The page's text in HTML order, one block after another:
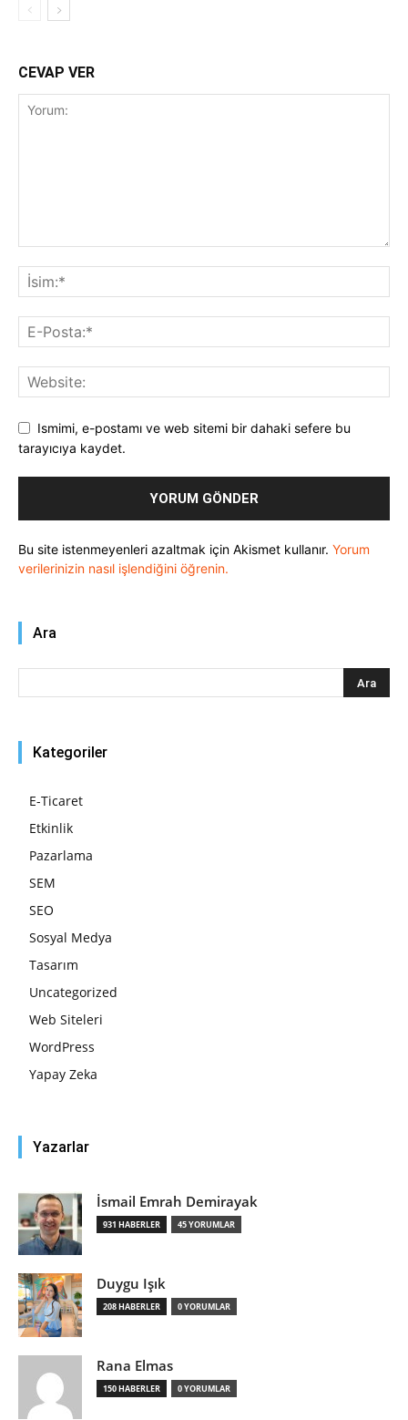
CEVAP VER
Ismimi, e-postamı ve web sitemi bir dahaki sefere bu
tarayıcıya kaydet.
Bu site istenmeyenleri azaltmak için Akismet kullanır. Yorum
verilerinizin nasıl işlendiğini öğrenin.
Ara
Kategoriler
E-Ticaret
Etkinlik
Pazarlama
SEM
SEO
Sosyal Medya
Tasarım
Uncategorized
Web Siteleri
WordPress
Yapay Zeka
Yazarlar
İsmail Emrah Demirayak
931 HABERLER 45 YORUMLAR
Duygu Işık
208 HABERLER 0 YORUMLAR
Rana Elmas
150 HABERLER 0 YORUMLAR